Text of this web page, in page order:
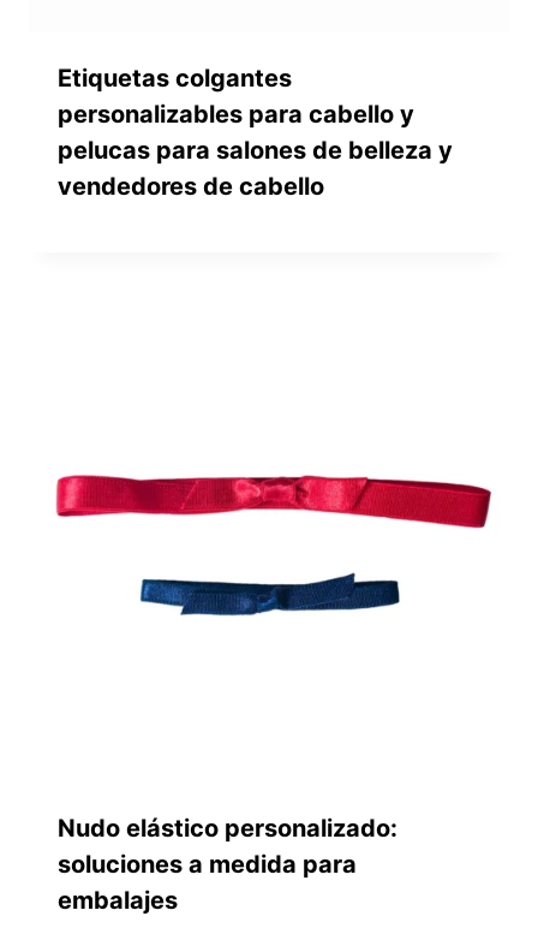
Etiquetas colgantes
personalizables para cabello y
pelucas para salones de belleza y
vendedores de cabello
Nudo elástico personalizado:
soluciones a medida para
embalajes